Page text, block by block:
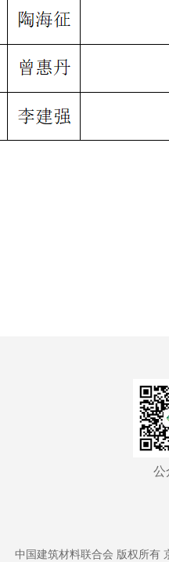
公
中国建筑材料联合会 版权所有